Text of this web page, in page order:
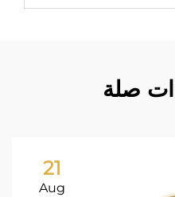
صلة
21
Aug